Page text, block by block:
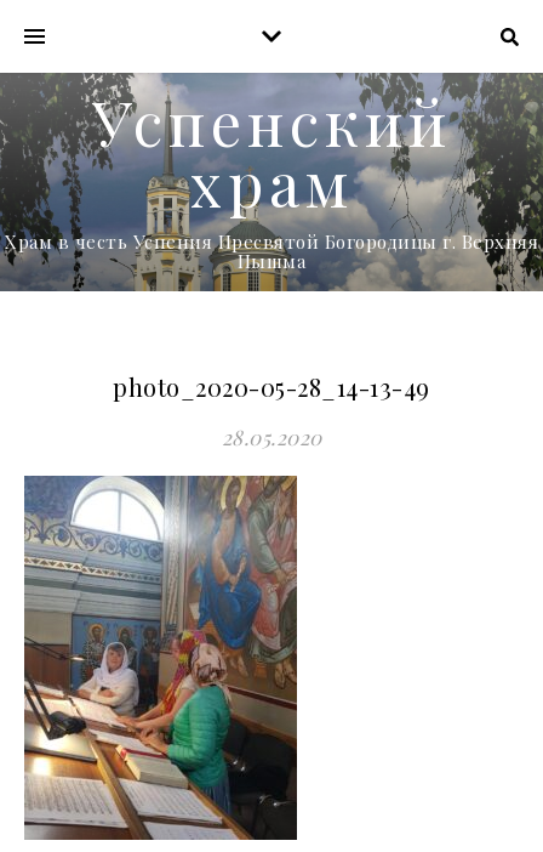
Успенский
храм
Храм в честь Успения Пресвятой Богородицы г. Верхняя
Пышма
photo_2020-05-28_14-13-49
28.05.2020